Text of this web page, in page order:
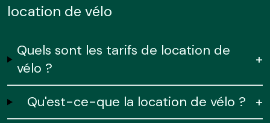
location de vélo
Quels sont les tarifs de location de
vélo ?
+
Qu'est-ce-que la location de vélo ?
+